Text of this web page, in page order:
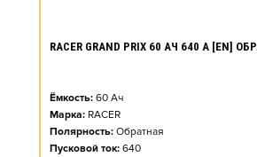
RACER GRAND PRIX 60 АЧ 640 А [EN]
Ёмкость: 60 Ач
Марка: RACER
Полярность: Обратная
Пусковой ток: 640